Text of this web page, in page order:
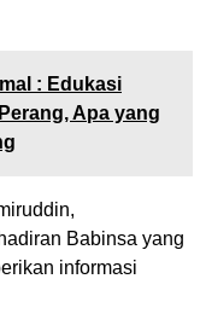
: Edukasi
Apa yang
Babinsa yang
informasi